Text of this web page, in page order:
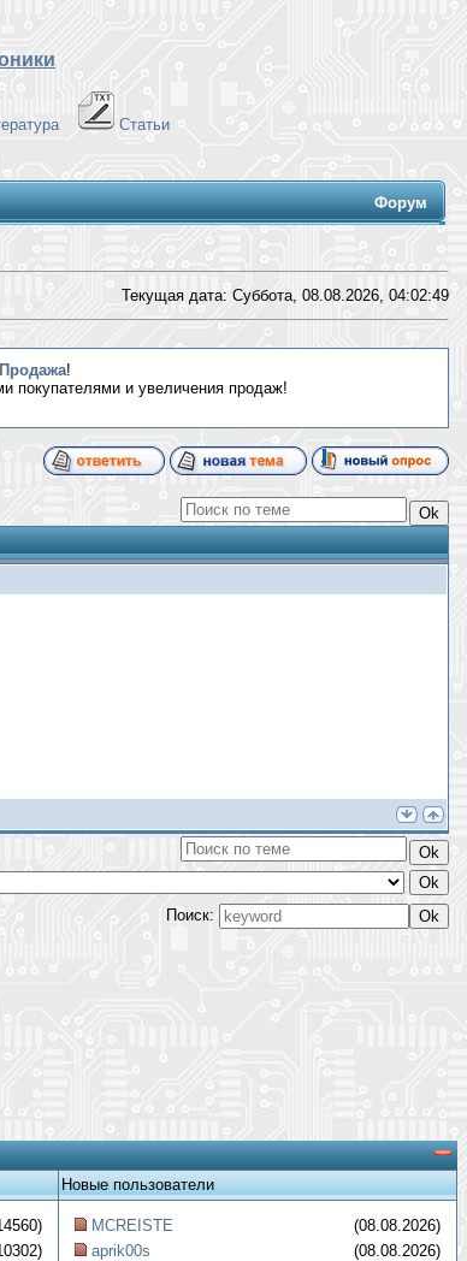
Статьи
Форум
Текущая дата: Суббота, 08.08.2026, 04:02:50
Продажа!
покупателями и увеличения продаж!
Поиск:
Новые пользователи
MCREISTE
(08.08.2026)
aprik00s
(08.08.2026)